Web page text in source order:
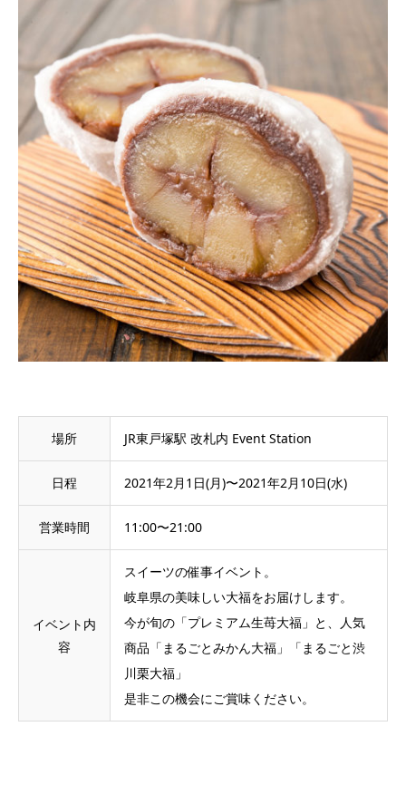
場所 JR東戸塚駅 改札内 Event Station
日程 2021年2月1日(月)〜2021年2月10日(水)
営業時間 11:00〜21:00
イベント内
容
スイーツの催事イベント。
岐阜県の美味しい大福をお届けします。
今が旬の「プレミアム生苺大福」と、人気
商品「まるごとみかん大福」「まるごと渋
川栗大福」
是非この機会にご賞味ください。